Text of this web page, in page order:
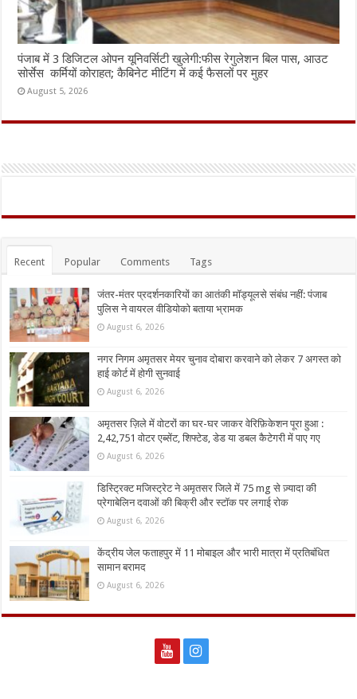
पंजाब में 3 डिजिटल ओपन यूनिवर्सिटी खुलेगी:फीस रेगुलेशन बिल पास, आउट
सोर्सेस कर्मियों कोराहत; कैबिनेट मीटिंग में कई फैसलों पर मुहर
August 5, 2026
Recent Popular Comments Tags
जंतर-मंतर प्रदर्शनकारियों का आतंकी मॉड्यूलसे संबंध नहीं: पंजाब
पुलिस ने वायरल वीडियोको बताया भ्रामक
August 6, 2026
नगर निगम अमृतसर मेयर चुनाव दोबारा करवाने को लेकर 7 अगस्त को
हाई कोर्ट में होगी सुनवाई
August 6, 2026
अमृतसर ज़िले में वोटरों का घर-घर जाकर वेरिफ़िकेशन पूरा हुआ :
2,42,751 वोटर एब्सेंट, शिफ्टेड, डेड या डबल कैटेगरी में पाए गए
August 6, 2026
डिस्ट्रिक्ट मजिस्ट्रेट ने अमृतसर जिले में 75 mg से ज़्यादा की
प्रेगाबेलिन दवाओं की बिक्री और स्टॉक पर लगाई रोक
August 6, 2026
केंद्रीय जेल फताहपुर में 11 मोबाइल और भारी मात्रा में प्रतिबंधित
सामान बरामद
August 6, 2026